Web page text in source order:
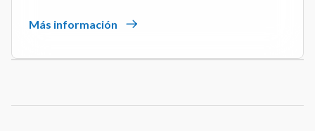
Más información